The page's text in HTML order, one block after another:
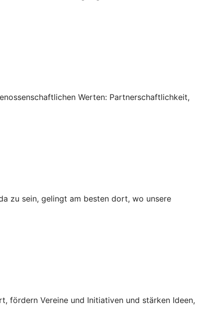
Werten: Partnerschaftlichkeit,
zu sein, gelingt am besten dort, wo unsere
fördern Vereine und Initiativen und stärken Ideen,